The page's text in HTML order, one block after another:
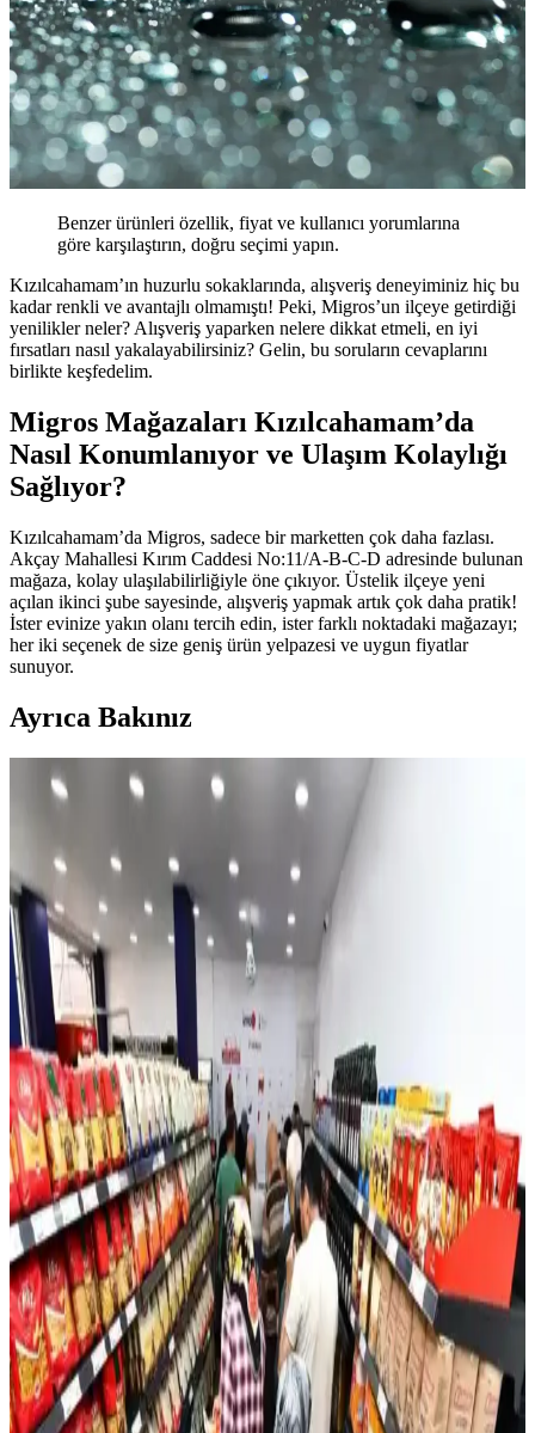
Benzer ürünleri özellik, fiyat ve kullanıcı yorumlarına
göre karşılaştırın, doğru seçimi yapın.
Kızılcahamam’ın huzurlu sokaklarında, alışveriş deneyiminiz hiç bu
kadar renkli ve avantajlı olmamıştı! Peki, Migros’un ilçeye getirdiği
yenilikler neler? Alışveriş yaparken nelere dikkat etmeli, en iyi
fırsatları nasıl yakalayabilirsiniz? Gelin, bu soruların cevaplarını
birlikte keşfedelim.
Migros Mağazaları Kızılcahamam’da
Nasıl Konumlanıyor ve Ulaşım Kolaylığı
Sağlıyor?
Kızılcahamam’da Migros, sadece bir marketten çok daha fazlası.
Akçay Mahallesi Kırım Caddesi No:11/A-B-C-D adresinde bulunan
mağaza, kolay ulaşılabilirliğiyle öne çıkıyor. Üstelik ilçeye yeni
açılan ikinci şube sayesinde, alışveriş yapmak artık çok daha pratik!
İster evinize yakın olanı tercih edin, ister farklı noktadaki mağazayı;
her iki seçenek de size geniş ürün yelpazesi ve uygun fiyatlar
sunuyor.
Ayrıca Bakınız
Bufalo İçecek Nedir, Özellikleri ve Tüketim Alanları
Bufalo içecek, meyve aromaları ve şeker içeren hazır, pratik ve
ferahlatıcı bir içecek olup, özellikle gençler ve çocuklar arasında
popülerdir. İçeriği ve tüketim önerileriyle ilgili detaylar burada.
Türkiye'de Sushi Satılan Noktalar ve En Uygun
Satış Yerleri Hakkında Bilgiler
Türkiye'de sushi satılan yerler restoranlar ve marketler olmak üzere
iki ana kategoriye ayrılır. Teknoloji sayesinde en yakın ve güvenilir
sushi noktalarını keşfetmek artık çok kolaydır.
Erkek Tıraş Setleri ve Bakım Ürünleri: Güncel
Trendler ve Seçenekler
Günümüzde erkek bakım ürünleri ve tıraş setleri, hijyen ve pratiklik
ön planda tutularak çeşitli seçenekler sunuyor. Online ve
marketlerde bulunan ürünler, doğal içeriklere ve kullanım
kolaylığına odaklanıyor.
Migros'ta Buz Satış Durumu ve Marketlerde Buzun
Yeri Analizi
Migros'ta buz satışı kesin olmamakla birlikte, büyük marketlerde buz
bulunma olasılığı yüksektir. Yaz aylarında serinletici ve pratik
çözümler sunan buz, marketlerde çeşitli ambalajlarda mevcuttur.